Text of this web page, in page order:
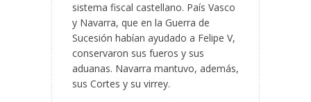
sistema fiscal castellano. País Vasco
y Navarra, que en la Guerra de
Sucesión habían ayudado a Felipe V,
conservaron sus fueros y sus
aduanas. Navarra mantuvo, además,
sus Cortes y su virrey.